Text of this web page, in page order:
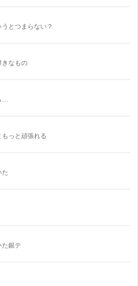
とつまらない？
きなもの
…
っと頑張れる
た
た銀テ